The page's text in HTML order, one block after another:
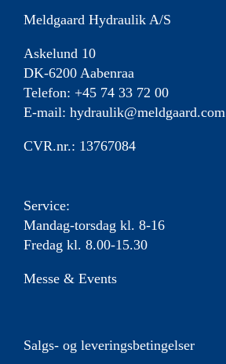
Meldgaard Hydraulik A/S
Askelund 10
DK-6200 Aabenraa
Telefon: +45 74 33 72 00
E-mail: hydraulik@meldgaard.com
CVR.nr.: 13767084
Service:
Mandag-torsdag kl. 8-16
Fredag kl. 8.00-15.30
Messe & Events
Salgs- og leveringsbetingelser